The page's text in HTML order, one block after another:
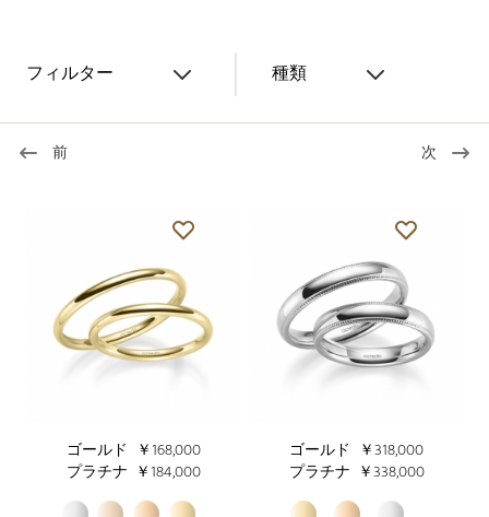
フィルター 種類
前 次
ゴールド ￥168,000
プラチナ ￥184,000
ゴールド ￥318,000
プラチナ ￥338,000